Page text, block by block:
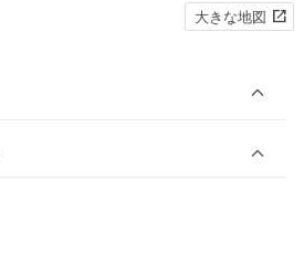
大きな地図